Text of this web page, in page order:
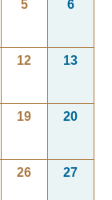
5 6
12 13
19 20
26 27